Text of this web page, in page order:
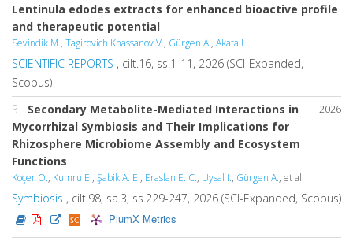
Lentinula edodes extracts for enhanced bioactive profile
and therapeutic potential
Sevindik M., Tagirovich Khassanov V., Gürgen A., Akata I.
SCIENTIFIC REPORTS , cilt.16, ss.1-11, 2026 (SCI-Expanded,
Scopus)
2026
3. Secondary Metabolite-Mediated Interactions in
Mycorrhizal Symbiosis and Their Implications for
Rhizosphere Microbiome Assembly and Ecosystem
Functions
Koçer O., Kumru E., Şabik A. E., Eraslan E. C., Uysal I., Gürgen A., et al.
Symbiosis , cilt.98, sa.3, ss.229-247, 2026 (SCI-Expanded, Scopus)
PlumX Metrics